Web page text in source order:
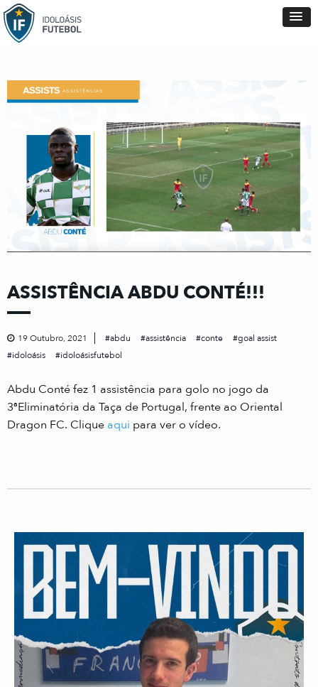
ASSISTÊNCIA ABDU CONTÉ!!!
19 Outubro, 2021 abdu assistência conte
goal assist
idoloásis
idoloásisfutebol
Abdu Conté fez 1 assistência para golo no jogo da
3ªEliminatória da Taça de Portugal, frente ao Oriental
Dragon FC. Clique aqui para ver o vídeo.